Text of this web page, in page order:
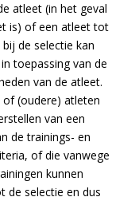
atleet (in het geval
is) of een atleet tot
de selectie kan
toepassing van de
van de atleet.
(oudere) atleten
van een
de trainings- en
of die vanwege
kunnen
de selectie en dus